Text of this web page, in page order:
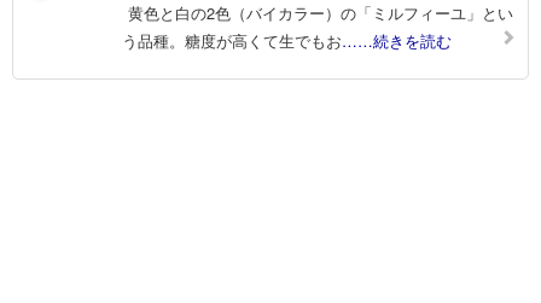
黄色と白の2色（バイカラー）の「ミルフィーユ」とい
う品種。糖度が高くて生でもお……続きを読む